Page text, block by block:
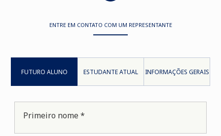
ENTRE EM CONTATO COM UM REPRESENTANTE
FUTURO ALUNO ESTUDANTE ATUAL INFORMAÇÕES GERAIS
Primeiro nome *